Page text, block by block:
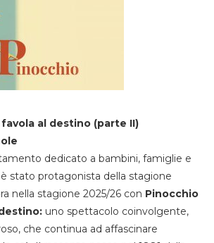
al destino (parte II)
dedicato a bambini, famiglie e
stato protagonista della stagione
nella stagione 2025/26 con Pinocchio
uno spettacolo coinvolgente,
che continua ad affascinare